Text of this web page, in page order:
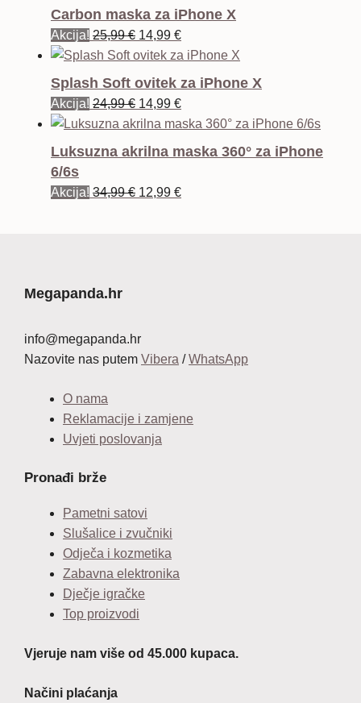
Carbon maska za iPhone X
Akcija! 25,99€ Izvorna
cijena
bila
14,99 €Trenutna
cijena
Splash Soft ovitek za iPhone X
Akcija! 24,99€ Izvorna
cijena
bila
14,99 €Trenutna
cijena
Luksuzna akrilna maska 360° za iPhone
6/6s
Akcija! 34,99€ Izvorna
12,99 €Trenutna
Megapanda.hr
info@megapanda.hr
Nazovite nas putem Vibera /WhatsApp
O nama
Reklamacije i zamjene
Uvjeti poslovanja
Pronađi brže
Pametni satovi
Slušalice i zvučniki
Odječa i kozmetika
Zabavna elektronika
Dječje igračke
Top proizvodi
Vjeruje nam više od 45.000 kupaca.
Načini plaćanja